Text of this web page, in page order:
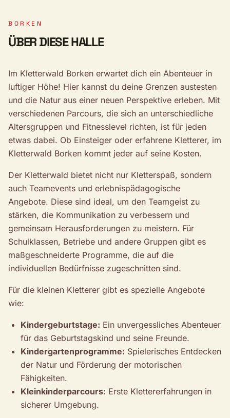
BORKEN
ÜBER DIESE HALLE
Im Kletterwald Borken erwartet dich ein Abenteuer in
luftiger Höhe! Hier kannst du deine Grenzen austesten
und die Natur aus einer neuen Perspektive erleben. Mit
verschiedenen Parcours, die sich an unterschiedliche
Altersgruppen und Fitnesslevel richten, ist für jeden
etwas dabei. Ob Einsteiger oder erfahrene Kletterer, im
Kletterwald Borken kommt jeder auf seine Kosten.
Der Kletterwald bietet nicht nur Kletterspaß, sondern
auch Teamevents und erlebnispädagogische
Angebote. Diese sind ideal, um den Teamgeist zu
stärken, die Kommunikation zu verbessern und
gemeinsam Herausforderungen zu meistern. Für
Schulklassen, Betriebe und andere Gruppen gibt es
maßgeschneiderte Programme, die auf die
individuellen Bedürfnisse zugeschnitten sind.
Für die kleinen Kletterer gibt es spezielle Angebote
wie:
Kindergeburtstage: Ein unvergessliches Abenteuer
für das Geburtstagskind und seine Freunde.
Kindergartenprogramme: Spielerisches Entdecken
der Natur und Förderung der motorischen
Fähigkeiten.
Kleinkinderparcours: Erste Klettererfahrungen in
sicherer Umgebung.